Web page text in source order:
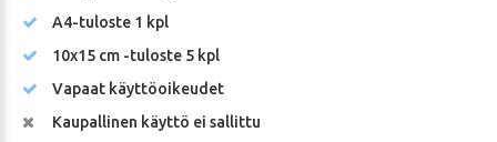
A4-tuloste 1 kpl
10x15 cm -tuloste 5 kpl
Vapaat käyttöoikeudet
Kaupallinen käyttö ei sallittu